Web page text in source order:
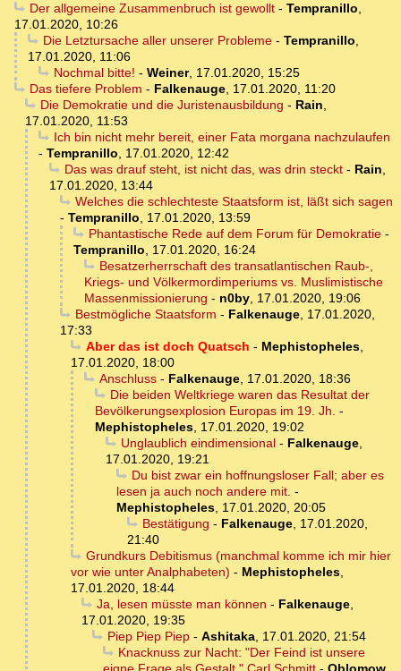
Der allgemeine Zusammenbruch ist gewollt- Tempranillo,
17.01.2020, 10:26
Die Letztursache aller unserer Probleme- Tempranillo,
17.01.2020, 11:06
Nochmal bitte! - Weiner, 17.01.2020, 15:25
Das tiefere Problem - Falkenauge, 17.01.2020, 11:20
Die Demokratie und die Juristenausbildung - Rain,
17.01.2020, 11:53
Ich bin nicht mehr bereit, einer Fata morgana nachzulaufen
- Tempranillo, 17.01.2020, 12:42
Das was drauf steht, ist nicht das, was drin steckt- Rain,
17.01.2020, 13:44
Welches die schlechteste Staatsform ist, läßt sich sagen
- Tempranillo, 17.01.2020, 13:59
Phantastische Rede auf dem Forum für Demokratie-
Tempranillo, 17.01.2020, 16:24
Besatzerherrschaft des transatlantischen Raub-,
Kriegs- und Völkermordimperiums vs. Muslimistische
Massenmissionierung - n0by, 17.01.2020, 19:06
Bestmögliche Staatsform - Falkenauge, 17.01.2020,
17:33
Aber das ist doch Quatsch - Mephistopheles,
17.01.2020, 18:00
Anschluss- Falkenauge, 17.01.2020, 18:36
Die beiden Weltkriege waren das Resultat der
Bevölkerungsexplosion Europas im 19. Jh. -
Mephistopheles, 17.01.2020, 19:02
Unglaublich eindimensional- Falkenauge,
17.01.2020, 19:21
Du bist zwar ein hoffnungsloser Fall; aber es
lesen ja auch noch andere mit. -
Mephistopheles, 17.01.2020, 20:05
Bestätigung - Falkenauge, 17.01.2020,
21:40
Grundkurs Debitismus (manchmal komme ich mir hier
vor wie unter Analphabeten) - Mephistopheles,
17.01.2020, 18:44
Ja, lesen müsste man können - Falkenauge,
17.01.2020, 19:35
Piep Piep Piep- Ashitaka, 17.01.2020, 21:54
Knacknuss zur Nacht: "Der Feind ist unsere